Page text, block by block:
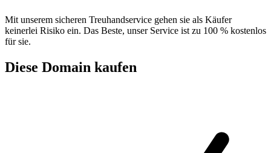
Mit unserem sicheren Treuhandservice gehen sie als Käufer
keinerlei Risiko ein. Das Beste, unser Service ist zu 100 % kostenlos
für sie.
Diese Domain kaufen